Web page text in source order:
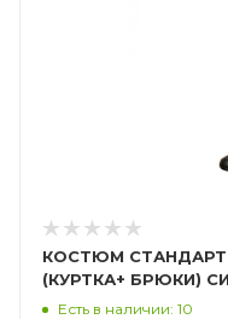
КОСТЮМ СТАНДАРТ
(КУРТКА+ БРЮКИ)
Есть в наличии: 10